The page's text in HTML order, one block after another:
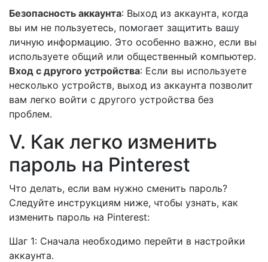
Безопасность аккаунта: Выход из аккаунта, когда
вы им не пользуетесь, помогает защитить вашу
личную информацию. Это особенно важно, если вы
используете общий или общественный компьютер.
Вход с другого устройства: Если вы используете
несколько устройств, выход из аккаунта позволит
вам легко войти с другого устройства без
проблем.
V. Как легко изменить
пароль на Pinterest
Что делать, если вам нужно сменить пароль?
Следуйте инструкциям ниже, чтобы узнать, как
изменить пароль на Pinterest:
Шаг 1: Сначала необходимо перейти в настройки
аккаунта.